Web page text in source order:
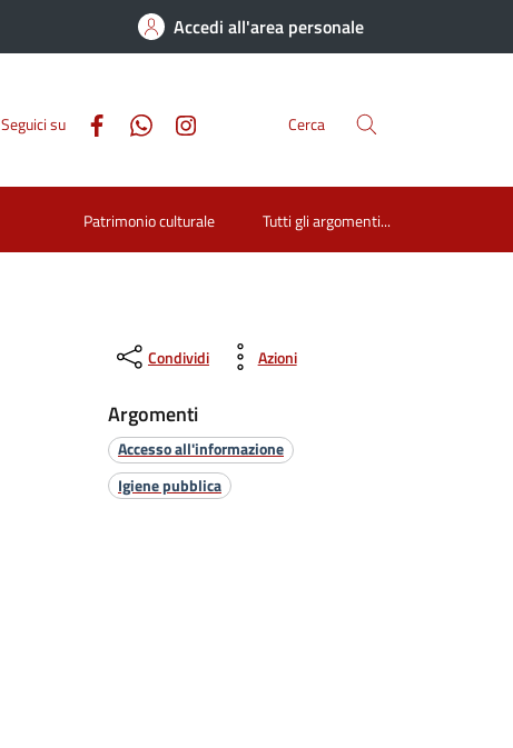
Accedi all'area personale
Seguici su Cerca
Patrimonio culturale Tutti gli argomenti...
Condividi Azioni
Argomenti
Accesso all'informazione
Igiene pubblica